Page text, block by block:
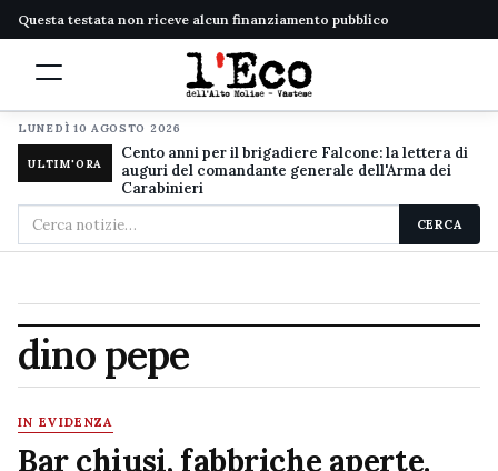
Questa testata non riceve alcun finanziamento pubblico
LUNEDÌ 10 AGOSTO 2026
ULTIM'ORA
Cento anni per il brigadiere Falcone: la lettera di
auguri del comandante generale dell'Arma dei
Carabinieri
Cerca
nel
CERCA
dino pepe
IN EVIDENZA
Bar chiusi, fabbriche aperte.